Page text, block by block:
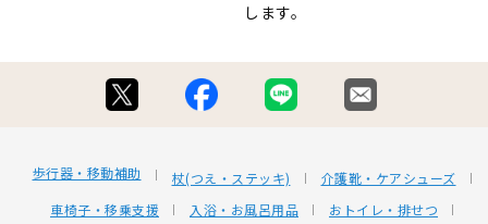
します。
歩行器・移動補助 杖(つえ・ステッキ)
介護靴・ケアシューズ
車椅子・移乗支援
入浴・お風呂用品 おトイレ・排せつ